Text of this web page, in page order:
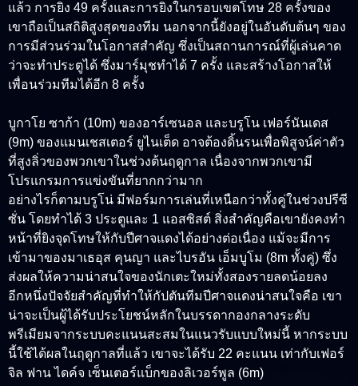
แล้ว การยิง 49 ครั้งและการยิงในกรอบเขตโทษ 28 ครั้งของ
เขาถือเป็นสถิติสูงสุดของทีม นอกจากนี้ยังอยู่ในอันดับต้นๆ ของ
การมีส่วนร่วมในโอกาสสำคัญ ซึ่งเป็นสถานการณ์ที่ผู้เล่นคาด
ว่าจะทำประตูได้ ซึ่งมาร์มุชทำได้ 7 ครั้ง และสร้างโอกาสให้
เพื่อนร่วมทีมได้อีก 8 ครั้ง
บูกาโย ซาก้า (10m) ของอาร์เซนอล และบรูโน เฟอร์นันเดส
(9m) ของแมนเชสเตอร์ ยูไนเต็ด อาจต้องดิ้นรนเพื่อพิสูจน์ค่าตัว
ที่สูงลิ่วของพวกเขาในช่วงต้นฤดูกาล เนื่องจากพวกเขามี
โปรแกรมการแข่งขันที่ยากกว่ามาก
อย่างไรก็ตามบรูโน่ มีฟอร์มการเล่นที่เหนือกว่าทั้งคู่ในช่วงปรีซี
ซั่น โดยทำได้ 3 ประตูและ 1 แอสซิสต์ สิ่งสำคัญคือเขายังคงทำ
หน้าที่ยิงจุดโทษให้กับปีศาจแดงได้อย่างต่อเนื่อง แม้จะมีการ
เข้ามาของมาเธอุส คุนญา และไบรอัน เอ็มบูโม (8m ทั้งคู่) ซึ่ง
ส่งผลให้ความน่าสนใจของนักเตะใหม่ทั้งสองรายลดน้อยลง
อีกหนึ่งปัจจัยสำคัญที่ทำให้กัปตันทีมปีศาจแดงน่าสนใจคือ เขา
น่าจะเป็นผู้ได้รับประโยชน์หลักในบรรดากองกลางระดับ
พรีเมียมจากระบบคะแนนสะสมในแนวรับแบบใหม่นี้ หากระบบ
นี้ใช้ได้ผลในฤดูกาลที่แล้ว เขาจะได้รับ 22 คะแนน เท่ากับเฟอร์
จิล ฟาน ไดค์จ เซ็นเตอร์แบ็กของลิเวอร์พูล (6m)